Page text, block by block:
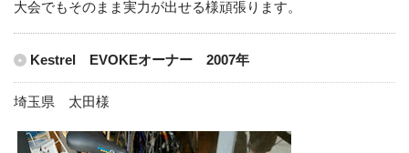
大会でもそのまま実力が出せる様頑張ります。
Kestrel EVOKEオーナー 2007年
埼玉県 太田様